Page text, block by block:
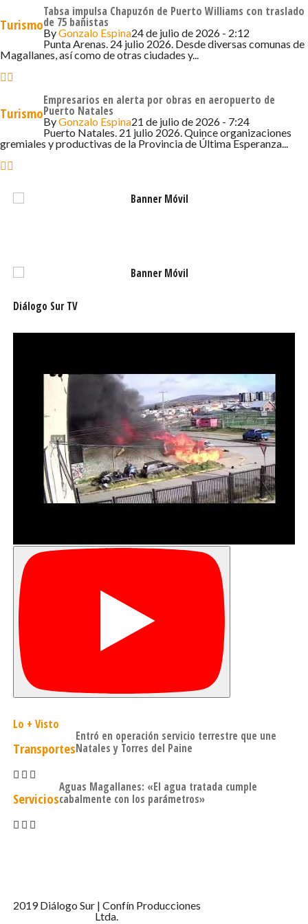
gran oportunidad para incentivar que los turistas
argentinos pernocten en la ciudad y disfruten de todos
sus atractivos”, destacó el ejecutivo.
Con esta incorporación, TABSA refuerza su compromiso
Turismo
Tabsa impulsa Chapuzón de Puerto Williams con traslado
de 75 bañistas
ByGonzalo Espina24 de julio de 2026 - 2:12
Punta Arenas. 24 julio 2026. Desde diversas comunas de
Magallanes, así como de otras ciudades y...
Turismo
Empresarios en alerta por obras en aeropuerto de
Puerto Natales
ByGonzalo Espina21 de julio de 2026 - 7:24
Puerto Natales. 21 julio 2026. Quince organizaciones
gremiales y productivas de la Provincia de Última Esperanza...
Diálogo Sur TV
Lo + Visto
Transportes
Entró en operación servicio terrestre que une
Natales y Torres del Paine
Servicios
Aguas Magallanes: «El agua tratada cumple
cabalmente con los parámetros»
2019 Diálogo Sur | Confín Producciones
Ltda.